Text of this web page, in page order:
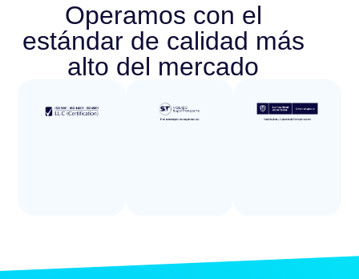
Operamos con el
estándar de calidad más
alto del mercado